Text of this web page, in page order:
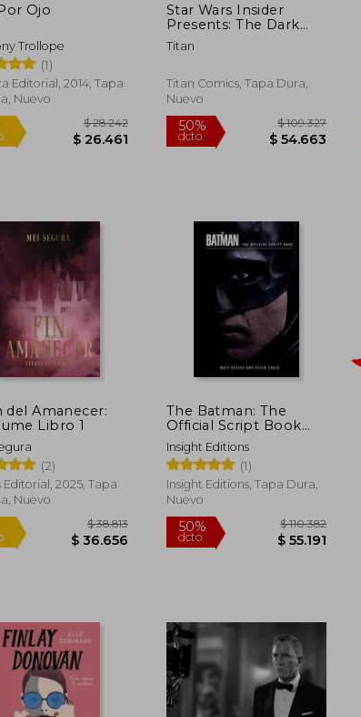
Ojo
Trollope
(1)
Editorial, 2014, Tapa
Nuevo
6% $ 28.242
Star Wars Insider
Presents: The Dark
Side Collection (en
Inglés)
Titan
Titan Comics, Tapa Dura,
Nuevo
50%
del Amanecer:
Libro 1
(2)
Editorial, 2025, Tapa
Nuevo
The Batman: The
Official Script Book
[Hardcover ] (en
Inglés)
Insight Editions
(1)
Insight Editions, Tapa Dura,
Nuevo